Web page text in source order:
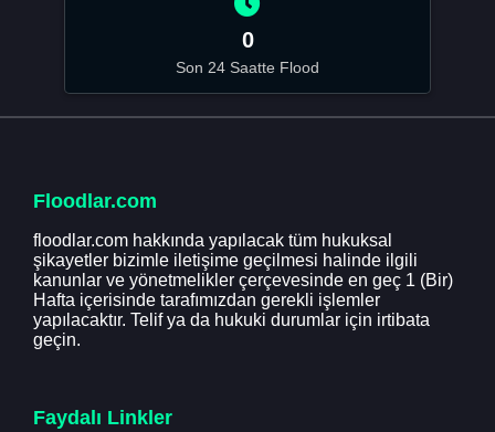
0
Son 24 Saatte Flood
Floodlar.com
floodlar.com hakkında yapılacak tüm hukuksal
şikayetler bizimle iletişime geçilmesi halinde ilgili
kanunlar ve yönetmelikler çerçevesinde en geç 1 (Bir)
Hafta içerisinde tarafımızdan gerekli işlemler
yapılacaktır. Telif ya da hukuki durumlar için irtibata
geçin.
Faydalı Linkler